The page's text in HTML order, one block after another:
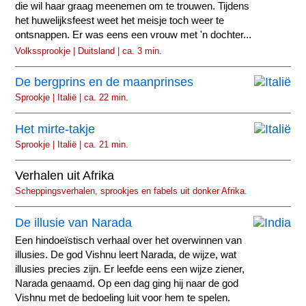
die wil haar graag meenemen om te trouwen. Tijdens
het huwelijksfeest weet het meisje toch weer te
ontsnappen. Er was eens een vrouw met 'n dochter...
Volkssprookje | Duitsland | ca. 3 min.
De bergprins en de maanprinses
Sprookje | Italië | ca. 22 min.
Het mirte-takje
Sprookje | Italië | ca. 21 min.
Verhalen uit Afrika
Scheppingsverhalen, sprookjes en fabels uit donker Afrika.
De illusie van Narada
Een hindoeïstisch verhaal over het overwinnen van
illusies. De god Vishnu leert Narada, de wijze, wat
illusies precies zijn. Er leefde eens een wijze ziener,
Narada genaamd. Op een dag ging hij naar de god
Vishnu met de bedoeling luit voor hem te spelen.